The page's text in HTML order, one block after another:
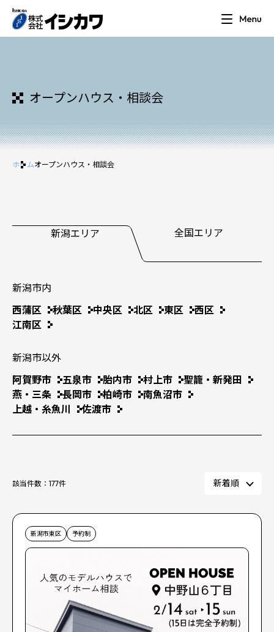
オープンハウス・相談会
ホームオープンハウス・相談会
新潟エリア 全国エリア
新潟市内
西蒲区
秋葉区 中央区 北区 東区
西区
江南区
新潟市以外
阿賀野市
五泉市 胎内市 村上市
聖籠・新発田
燕・三条
長岡市 柏崎市
南魚沼市
上越・糸魚川
佐渡市
該当件数： 177件
新潟市東区 予約制